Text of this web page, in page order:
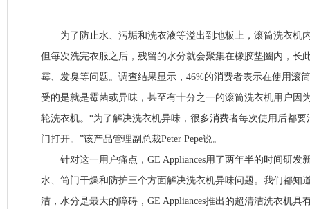
为了防止水、污垢和洗衣液等溢出到地板上，滚筒洗衣机
但每次洗完衣服之后，残留的水分就会聚集在橡胶垫圈内，长
霉、发臭等问题。调查结果显示，46%的消费者表示在使用滚
受的是就是霉菌或异味，甚至有十分之一的滚筒洗衣机用户因
轮洗衣机。“为了解决洗衣机异味，很多消费者每次使用后都
门打开。”该产品管理副总裁Peter Pepe说。
针对这一用户痛点，GE Appliances用了两年半的时间研发
水、筒门干燥和防护三个方面解决洗衣机异味问题。我们都知
洁，水分是最大的障碍，GE Appliances推出的超清洁洗衣机具